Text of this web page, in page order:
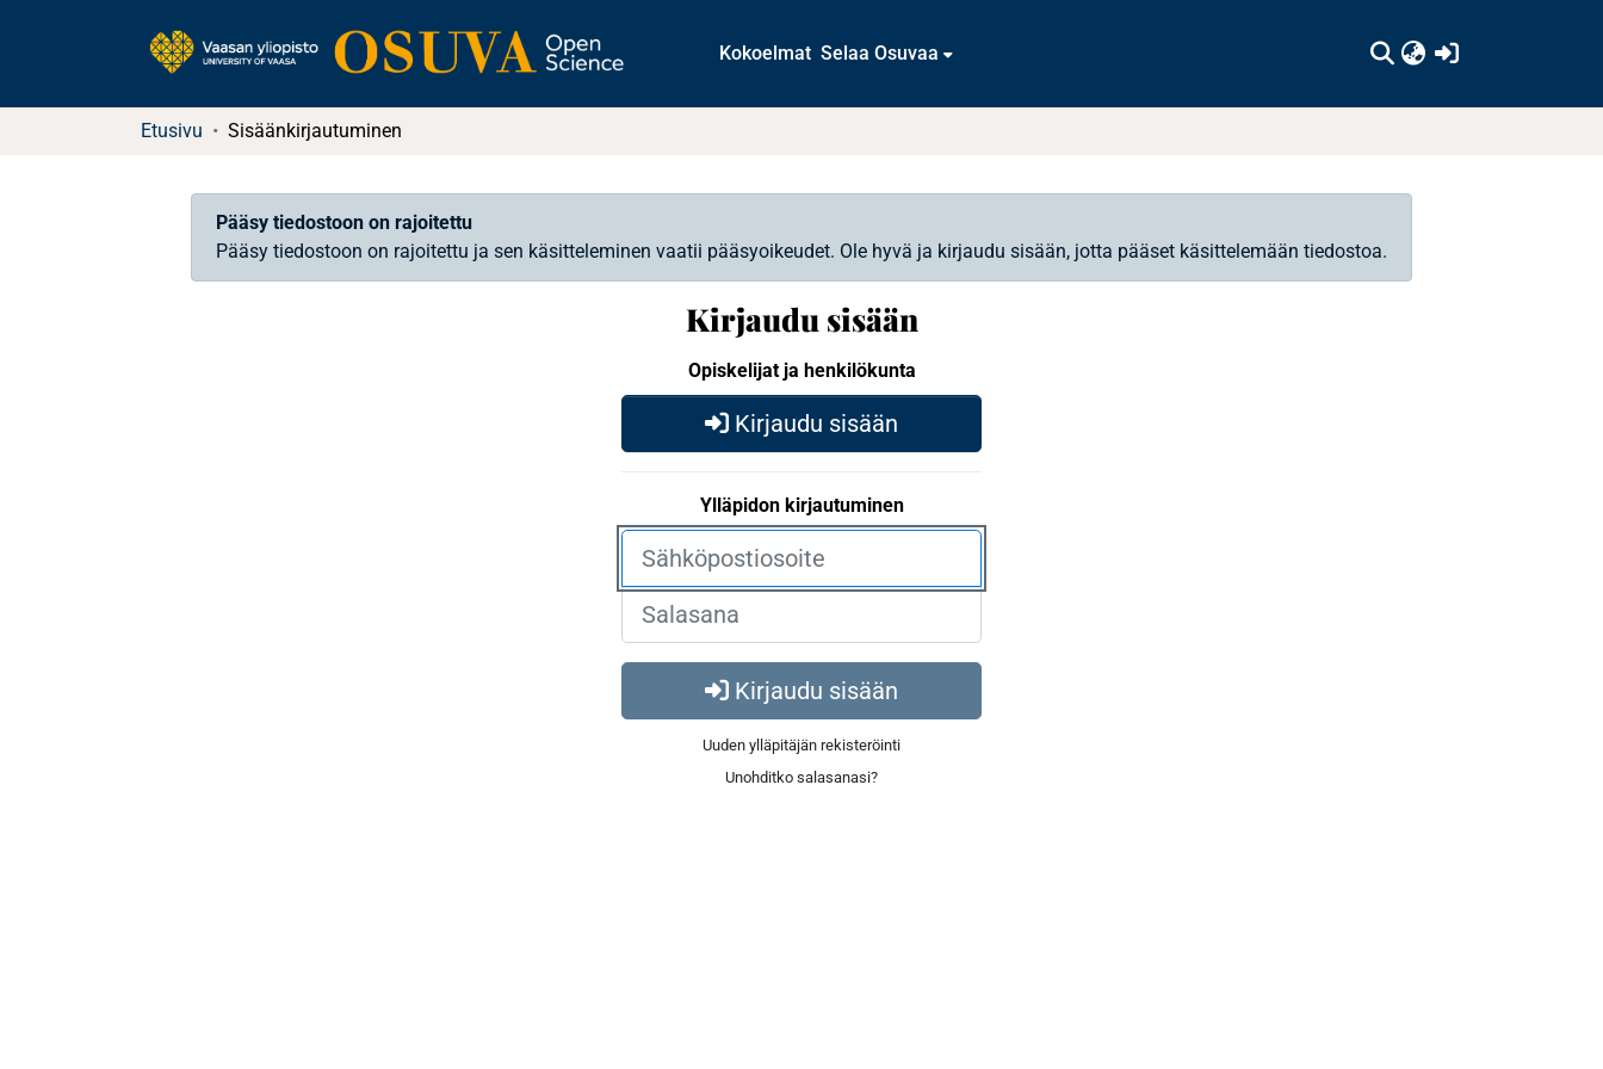
Kokoelmat Selaa Osuvaa
Etusivu Sisäänkirjautuminen
Pääsy tiedostoon on rajoitettu
Pääsy tiedostoon on rajoitettu ja sen käsitteleminen vaatii pääsyoikeudet. Ole hyvä ja kirjaudu sisään, jotta pääset käsittelemään tiedostoa.
Kirjaudu sisään
Opiskelijat ja henkilökunta
Kirjaudu sisään
Ylläpidon kirjautuminen
Kirjaudu sisään
Uuden ylläpitäjän rekisteröinti
Unohditko salasanasi?